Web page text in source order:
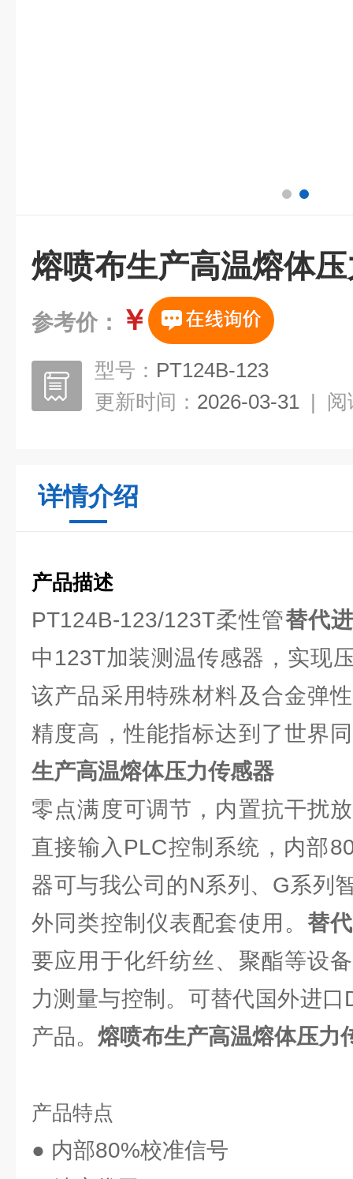
熔喷布生产高温熔体
参考价： ￥
型号： PT124B-123
更新时间： 2026-03-31 | 阅
详情介绍
产品描述
PT124B-123/123T柔性管替代
中123T加装测温传感器，实现
该产品采用特殊材料及合金弹
精度高，性能指标达到了世界
生产高温熔体压力传感器
零点满度可调节，内置抗干扰
直接输入PLC控制系统，内部
器可与我公司的N系列、G系列
外同类控制仪表配套使用。替
要应用于化纤纺丝、聚酯等设
力测量与控制。可替代国外进
产品。 熔喷布生产高温熔体压力
产品特点
● 内部80%校准信号